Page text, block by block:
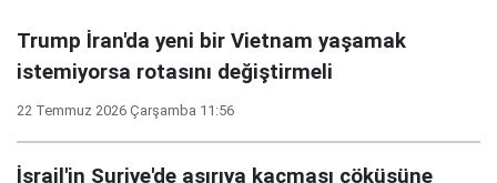
Trump İran'da yeni bir Vietnam yaşamak
istemiyorsa rotasını değiştirmeli
22 Temmuz 2026 Çarşamba 11:56
İsrail'in Suriye'de aşırıya kaçması çöküşüne